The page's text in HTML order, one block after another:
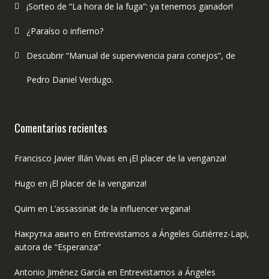
¡Sorteo de “La hora de la fuga”: ya tenemos ganador!
¿Paraíso o infierno?
Descubrir “Manual de supervivencia para conejos”, de
Pedro Daniel Verdugo.
Comentarios recientes
Francisco Javier Illán Vivas en ¡El placer de la venganza!
Hugo en ¡El placer de la venganza!
Quim en L’assassinat de la influencer vegana!
Накрутка авито en Entrevistamos a Ángeles Gutiérrez-Lapi,
autora de “Esperanza”
Antonio Jiménez García en Entrevistamos a Ángeles